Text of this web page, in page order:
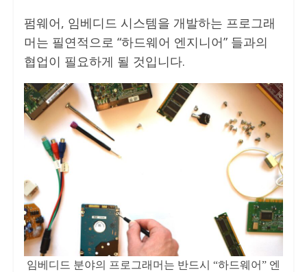
펌웨어, 임베디드 시스템을 개발하는 프로그래
머는 필연적으로 “하드웨어 엔지니어” 들과의
협업이 필요하게 될 것입니다.
임베디드 분야의 프로그래머는 반드시 “하드웨어” 엔